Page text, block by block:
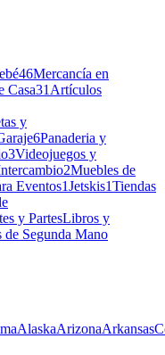
46Mercancía en
Casa31Artículos
y
6Panaderia y
3Videojuegos y
2Muebles de
Eventos1Jetskis1Tiendas
y PartesLibros y
de Segunda Mano
AlaskaArizonaArkansas